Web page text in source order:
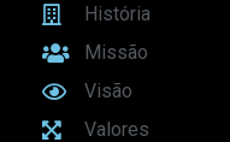
História
Missão
Visão
Valores